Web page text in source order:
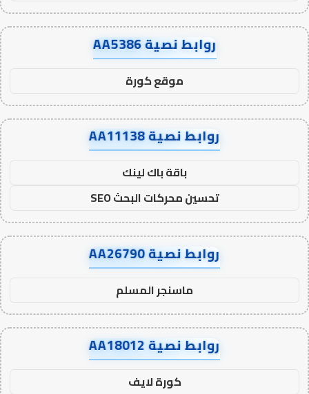
روابط نصية AA5386
موقع كورة
روابط نصية AA11138
باقة باك لينك
تحسين محركات البحث SEO
روابط نصية AA26790
ماسنجر المسلم
روابط نصية AA18012
كورة لايف